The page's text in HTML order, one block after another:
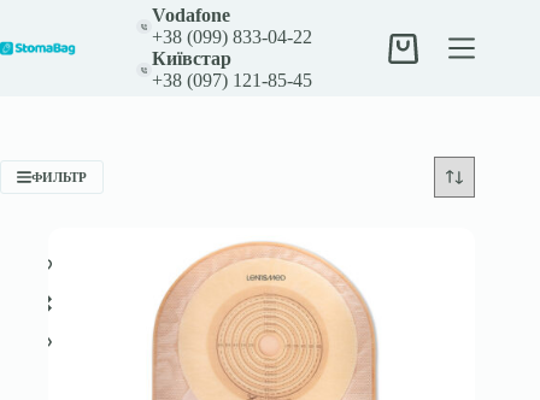
сути
Vodafone
+38 (099) 833-04-22
Київстар
+38 (097) 121-85-45
Корзина
ФИЛЬТР